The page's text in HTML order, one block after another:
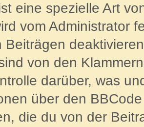
eine spezielle Art
vom Administrator
Beiträgen
von den
darüber, was
über den
die du von der